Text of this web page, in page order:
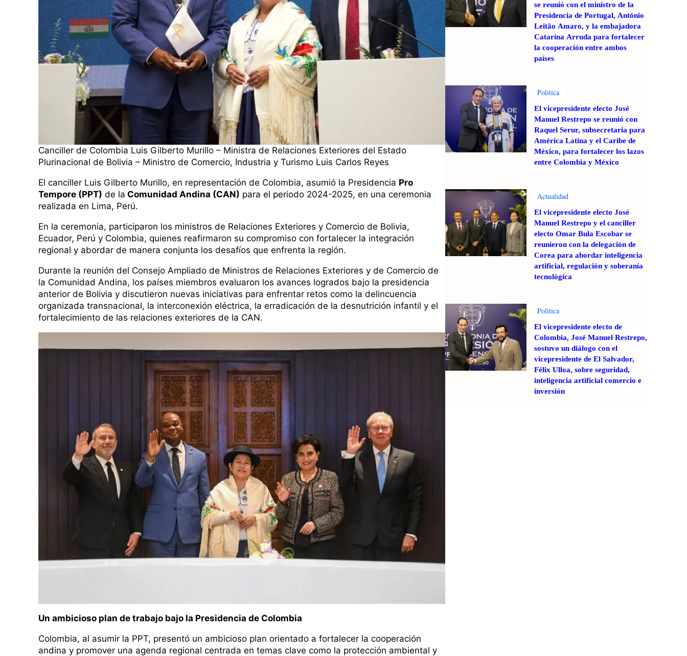
Canciller de Colombia Luis Gilberto Murillo – Ministra de Relaciones Exteriores del Estado
Plurinacional de Bolivia – Ministro de Comercio, Industria y Turismo Luis Carlos Reyes
El canciller Luis Gilberto Murillo, en representación de Colombia, asumió la Presidencia Pro
Tempore (PPT) de la Comunidad Andina (CAN) para el periodo 2024-2025, en una ceremonia
realizada en Lima, Perú.
En la ceremonia, participaron los ministros de Relaciones Exteriores y Comercio de Bolivia,
Ecuador, Perú y Colombia, quienes reafirmaron su compromiso con fortalecer la integración
regional y abordar de manera conjunta los desafíos que enfrenta la región.
Durante la reunión del Consejo Ampliado de Ministros de Relaciones Exteriores y de Comercio de
la Comunidad Andina, los países miembros evaluaron los avances logrados bajo la presidencia
anterior de Bolivia y discutieron nuevas iniciativas para enfrentar retos como la delincuencia
organizada transnacional, la interconexión eléctrica, la erradicación de la desnutrición infantil y el
fortalecimiento de las relaciones exteriores de la CAN.
Un ambicioso plan de trabajo bajo la Presidencia de Colombia
Colombia, al asumir la PPT, presentó un ambicioso plan orientado a fortalecer la cooperación
andina y promover una agenda regional centrada en temas clave como la protección ambiental y
se reunió con el ministro de la
Presidencia de Portugal, António
Leitão Amaro, y la embajadora
Catarina Arruda para fortalecer
la cooperación entre ambos
países
Politica
El vicepresidente electo José
Manuel Restrepo se reunió con
Raquel Serur, subsecretaria para
América Latina y el Caribe de
México, para fortalecer los lazos
entre Colombia y México
Actualidad
El vicepresidente electo José
Manuel Restrepo y el canciller
electo Omar Bula Escobar se
reunieron con la delegación de
Corea para abordar inteligencia
artificial, regulación y soberanía
tecnológica
Politica
El vicepresidente electo de
Colombia, José Manuel Restrepo,
sostuvo un diálogo con el
vicepresidente de El Salvador,
Félix Ulloa, sobre seguridad,
inteligencia artificial comercio e
inversión